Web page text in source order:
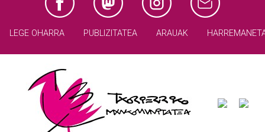
LEGE OHARRA PUBLIZITATEA ARAUAK